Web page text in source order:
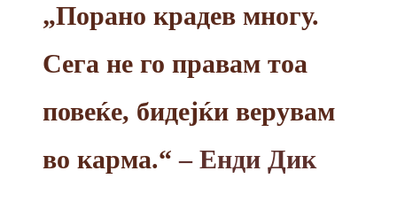
„Порано крадев многу.
Сега не го правам тоа
повеќе, бидејќи верувам
во карма.“ – Енди Дик